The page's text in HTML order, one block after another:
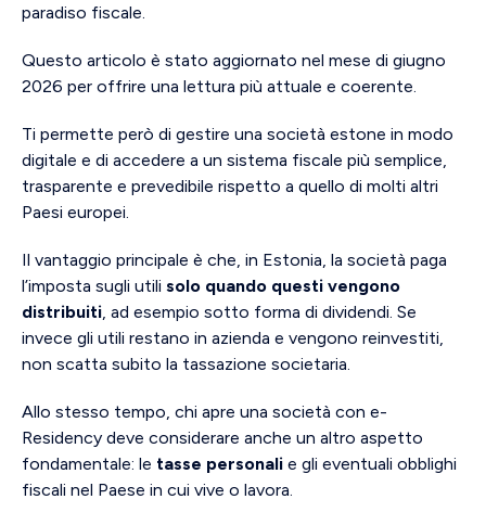
paradiso fiscale.
Questo articolo è stato aggiornato nel mese di giugno
2026 per offrire una lettura più attuale e coerente.
Ti permette però di gestire una società estone in modo
digitale e di accedere a un sistema fiscale più semplice,
trasparente e prevedibile rispetto a quello di molti altri
Paesi europei.
Il vantaggio principale è che, in Estonia, la società paga
l’imposta sugli utili solo quando questi vengono
distribuiti , ad esempio sotto forma di dividendi. Se
invece gli utili restano in azienda e vengono reinvestiti,
non scatta subito la tassazione societaria.
Allo stesso tempo, chi apre una società con e-
Residency deve considerare anche un altro aspetto
fondamentale: le tasse personali e gli eventuali obblighi
fiscali nel Paese in cui vive o lavora.